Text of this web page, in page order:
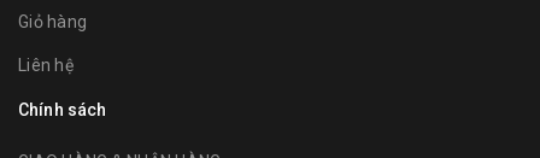
Giỏ hàng
Liên hệ
Chính sách